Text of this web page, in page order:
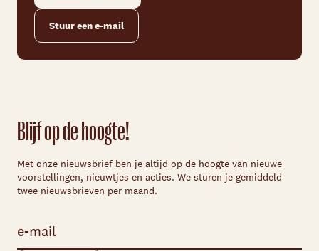
Stuur een e-mail
Blijf op de hoogte!
Met onze nieuwsbrief ben je altijd op de hoogte van nieuwe
voorstellingen, nieuwtjes en acties. We sturen je gemiddeld
twee nieuwsbrieven per maand.